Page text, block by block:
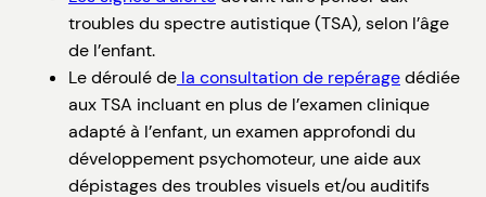
troubles du spectre autistique (TSA), selon l’âge
de l’enfant.
Le déroulé de la consultation de repéragedédiée
aux TSA incluant en plus de l’examen clinique
adapté à l’enfant, un examen approfondi du
développement psychomoteur, une aide aux
dépistages des troubles visuels et/ou auditifs